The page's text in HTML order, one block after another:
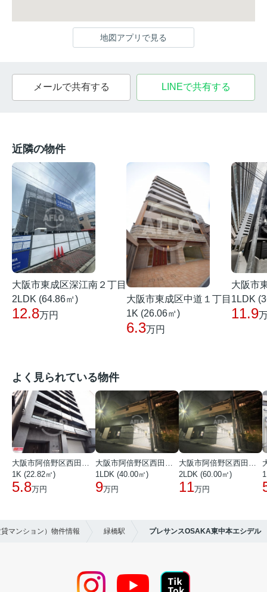
地図アプリで見る
メールで共有する LINEで共有する
近隣の物件
大阪市東成区深江南２丁目
2LDK (64.86㎡)
12.8万円
大阪市東成区中道１丁目
1K (26.06㎡)
6.3万円
大阪市
1LDK
11.9
よく見られている物件
1K (22.82㎡)
5.8万円
1LDK (40.00㎡)
9万円
2LDK (60.00㎡)
11万円
マンション）物件情報 緑橋駅 プレサンスOSAKA東中本エシデル